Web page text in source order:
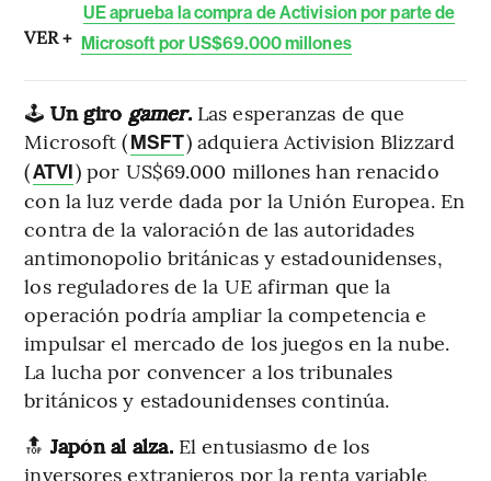
VER +
UE aprueba la compra de Activision por parte de
Microsoft por US$69.000 millones
🕹️ Un giro gamer.Las esperanzas de que
Microsoft (MSFT) adquiera Activision Blizzard
(ATVI) por US$69.000 millones han renacido
con la luz verde dada por la Unión Europea. En
contra de la valoración de las autoridades
antimonopolio británicas y estadounidenses,
los reguladores de la UE afirman que la
operación podría ampliar la competencia e
impulsar el mercado de los juegos en la nube.
La lucha por convencer a los tribunales
británicos y estadounidenses continúa.
🔝 Japón al alza.El entusiasmo de los
inversores extranjeros por la renta variable